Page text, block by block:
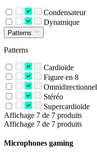
Condensateur
Dynamique
Patterns
Patterns
Cardioïde
Figure en 8
Omnidirectionnel
Stéréo
Supercardioïde
Affichage 7 de 7 produits
Affichage 7 de 7 produits
Microphones gaming